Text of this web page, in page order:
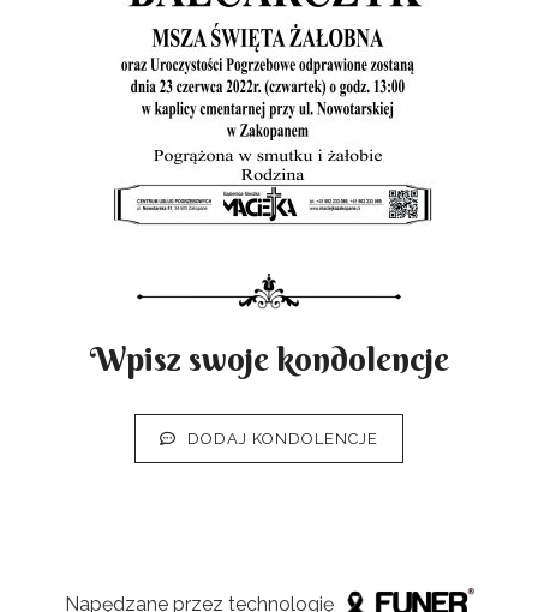
Wpisz swoje kondolencje
DODAJ KONDOLENCJE
Napędzane przez technologię